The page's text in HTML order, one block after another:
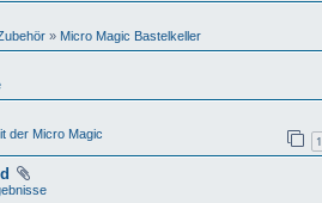
» Micro Magic Bastelkeller
1
der Micro Magic